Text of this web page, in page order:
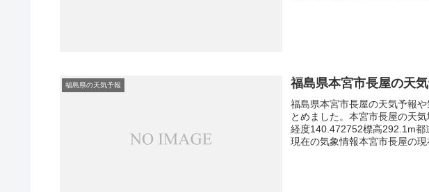
福島県の天気予報 福島県本宮市長屋の天
福島県本宮市長屋の天気予報
とめました。本宮市長屋の天
経度140.472752標高292.1m都
現在の気象情報本宮市長屋の現